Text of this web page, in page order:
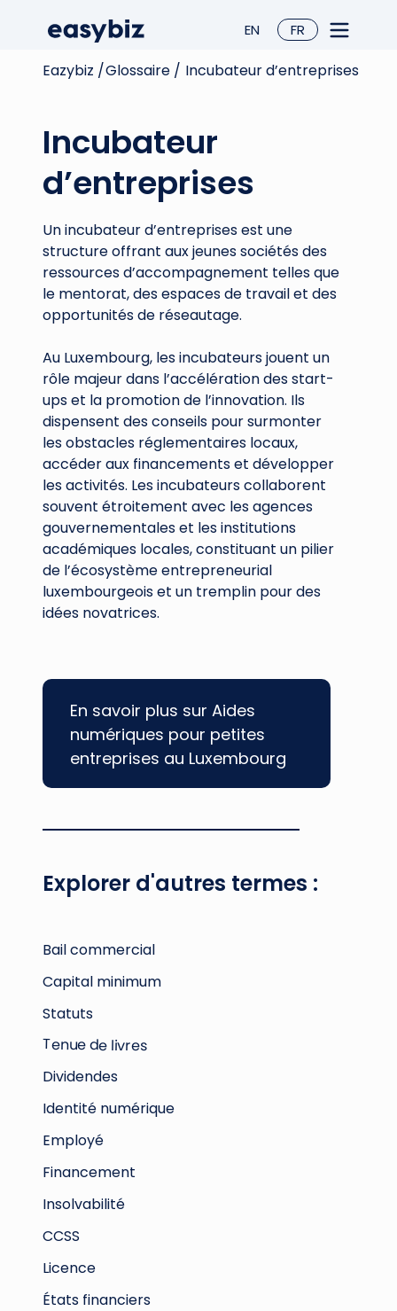
FR
EN
Glossaire / Incubateur d’entreprises
Eazybiz /
Un incubateur d’entreprises est une
structure offrant aux jeunes sociétés des
ressources d’accompagnement telles que
le mentorat, des espaces de travail et des
opportunités de réseautage.
Au Luxembourg, les incubateurs jouent un
rôle majeur dans l’accélération des start-
ups et la promotion de l’innovation. Ils
dispensent des conseils pour surmonter
les obstacles réglementaires locaux,
accéder aux financements et développer
les activités. Les incubateurs collaborent
souvent étroitement avec les agences
gouvernementales et les institutions
académiques locales, constituant un pilier
de l’écosystème entrepreneurial
luxembourgeois et un tremplin pour des
idées novatrices.
Incubateur
d’entreprises
En savoir plus sur Aides
numériques pour petites
entreprises au Luxembourg
Tenue de livres
Dividendes
Identité numérique
Statuts
Financement
Capital minimum
Bail commercial
Licence
États financiers
CCSS
Insolvabilité
Employé
Explorer d'autres termes :